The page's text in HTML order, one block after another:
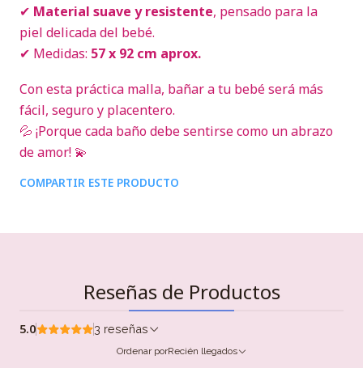
✔ Material suave y resistente, pensado para la
piel delicada del bebé.
✔ Medidas: 57 x 92 cm aprox.
Con esta práctica malla, bañar a tu bebé será más
fácil, seguro y placentero.
💦 ¡Porque cada baño debe sentirse como un abrazo
de amor! 💫
COMPARTIR ESTE PRODUCTO
Reseñas de Productos
5.0 3 reseñas
Ordenar porRecién llegados